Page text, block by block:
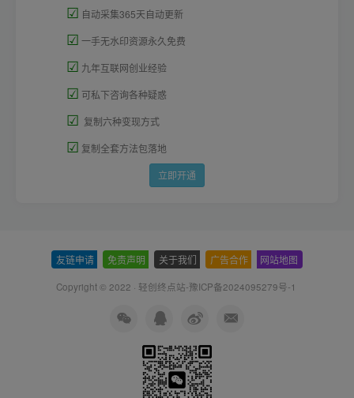
☑ 自动采集365天自动更新
☑ 一手无水印资源永久免费
☑ 九年互联网创业经验
☑ 可私下咨询各种疑惑
☑ 复制六种变现方式
☑ 复制全套方法包落地
立即开通
友链申请 免责声明 关于我们 广告合作 网站地图
Copyright © 2022 · 轻创终点站-豫ICP备2024095279号-1